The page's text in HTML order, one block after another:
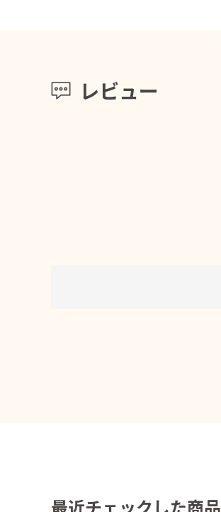
レビュー
最近チェックした商品